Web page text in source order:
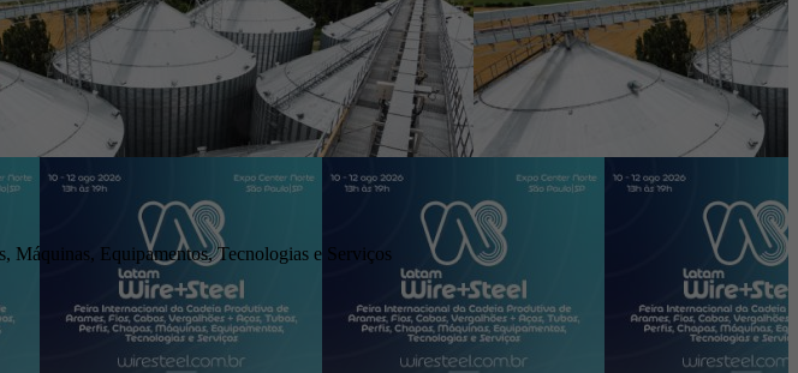
Máquinas, Equipamentos, Tecnologias e Serviços